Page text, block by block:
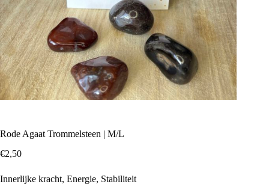
Rode Agaat Trommelsteen | M/L
€2,50
Innerlijke kracht, Energie, Stabiliteit